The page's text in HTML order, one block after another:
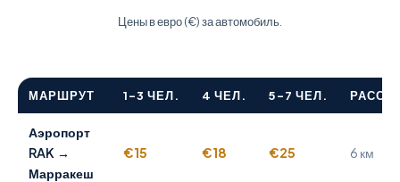
Цены в евро (€) за автомобиль.
МАРШРУТ 1–3 ЧЕЛ. 4 ЧЕЛ. 5–7 ЧЕЛ.
Аэропорт
RAK →
Марракеш
€15 €18 €25 6 км